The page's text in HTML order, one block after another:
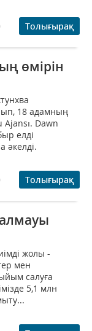
Толығырақ
өмірін
18 адамның
Dawn
елді
әкелді.
Толығырақ
жолы -
мен
салуға
5,1 млн